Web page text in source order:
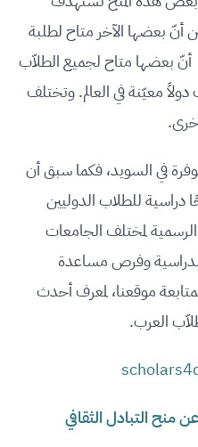
أنّ بعضها الآخر متاح لطلبة
أنّ بعضها متاح لجميع الطلاّب
معيّنة في العالم. وتختلف
في السويد، فكما سبق أن
دراسية للطلاب الدوليين
الرسمية لمختلف الجامعات
الدراسية وفرص مساعدة
موقعنا، لمعرف أحدث
العرب.
منح التبادل الثقافي